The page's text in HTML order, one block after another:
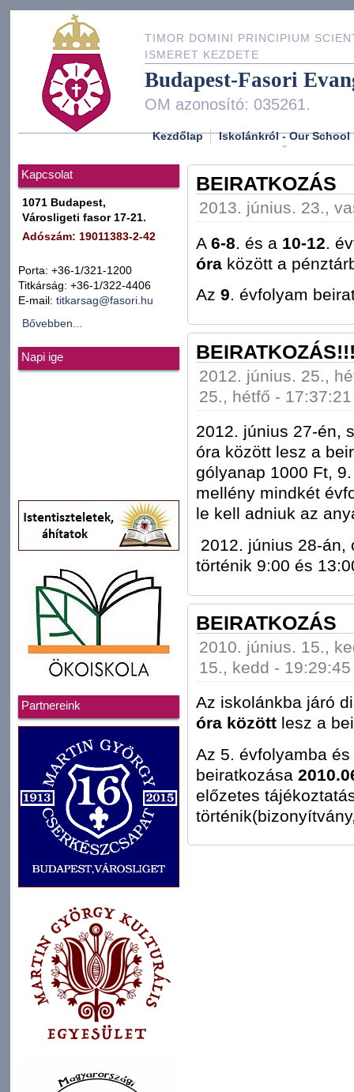
TIMOR DOMINI PRINCIPIUM
ISMERET KEZDETE
Budapest-Fasori
OM azonosító: 035261.
Kezdőlap Iskolánkról - Our School
Kapcsolat
1071 Budapest,
Városligeti fasor 17-21.
Adószám: 19011383-2-42
Porta: +36-1/321-1200
Titkárság: +36-1/322-4406
E-mail: titkarsag@fasori.hu
Bővebben...
Napi ige
Partnereink
BEIRATKOZÁS
2013. június. 23.,
A 6-8. és a 10-12.
óra között a
Az 9. évfolyam
2012. június. 25.,
25., hétfő - 17:37:21
2012. június 27-én,
óra között lesz a
gólyanap 1000 Ft,
mellény mindkét
le kell adniuk az
2012. június 28-án,
történik 9:00 és
BEIRATKOZÁS
2010. június. 15.,
15., kedd - 19:29:45
Az iskolánkba járó
óra között lesz a
Az 5. évfolyamba
beiratkozása
előzetes